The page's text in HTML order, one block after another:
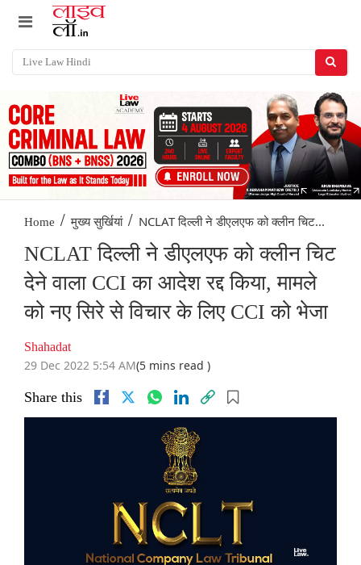
Home / मुख्य सुर्खियां / NCLAT दिल्ली ने डीएलएफ को क्लीन चिट...
NCLAT दिल्ली ने डीएलएफ को क्लीन चिट
देने वाला CCI का आदेश रद्द किया, मामले
को नए सिरे से विचार के लिए CCI को भेजा
Shahadat
29 Dec 2022 5:54 AM(5 mins read )
Share this